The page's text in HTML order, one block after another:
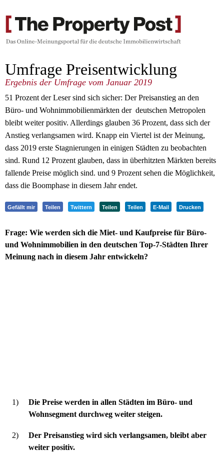
Umfrage Preisentwicklung
Ergebnis der Umfrage vom Januar 2019
51 Prozent der Leser sind sich sicher: Der Preisanstieg an den
Büro- und Wohnimmobilienmärkten der deutschen Metropolen
bleibt weiter positiv. Allerdings glauben 36 Prozent, dass sich der
Anstieg verlangsamen wird. Knapp ein Viertel ist der Meinung,
dass 2019 erste Stagnierungen in einigen Städten zu beobachten
sind. Rund 12 Prozent glauben, dass in überhitzten Märkten bereits
fallende Preise möglich sind. und 9 Prozent sehen die Möglichkeit,
dass die Boomphase in diesem Jahr endet.
Gefällt mir Teilen Twittern Teilen Teilen E-Mail Drucken
Frage: Wie werden sich die Miet- und Kaufpreise für Büro-
und Wohnimmobilien in den deutschen Top-7-Städten Ihrer
Meinung nach in diesem Jahr entwickeln?
1)
Die Preise werden in allen Städten im Büro- und
Wohnsegment durchweg weiter steigen.
2)
Der Preisanstieg wird sich verlangsamen, bleibt aber
weiter positiv.